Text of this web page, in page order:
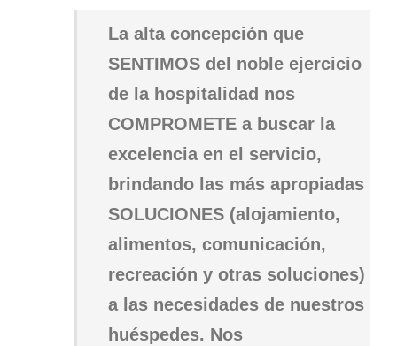
La alta concepción que
SENTIMOS del noble ejercicio
de la hospitalidad nos
COMPROMETE a buscar la
excelencia en el servicio,
brindando las más apropiadas
SOLUCIONES (alojamiento,
alimentos, comunicación,
recreación y otras soluciones)
a las necesidades de nuestros
huéspedes. Nos